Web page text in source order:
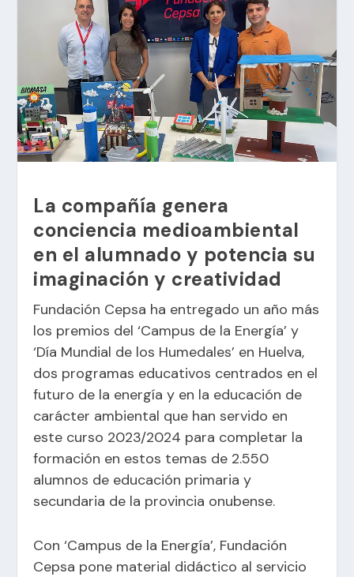
La compañía genera
conciencia medioambiental
en el alumnado y potencia su
imaginación y creatividad
Fundación Cepsa ha entregado un año más
los premios del ‘Campus de la Energía’ y
‘Día Mundial de los Humedales’ en Huelva,
dos programas educativos centrados en el
futuro de la energía y en la educación de
carácter ambiental que han servido en
este curso 2023/2024 para completar la
formación en estos temas de 2.550
alumnos de educación primaria y
secundaria de la provincia onubense.
Con ‘Campus de la Energía’, Fundación
Cepsa pone material didáctico al servicio